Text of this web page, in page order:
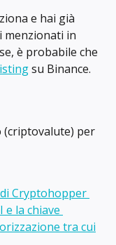
e hai già
in
è probabile che
su Binance.
(criptovalute) per